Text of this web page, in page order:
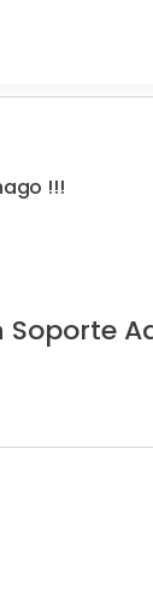
!!!
Soporte